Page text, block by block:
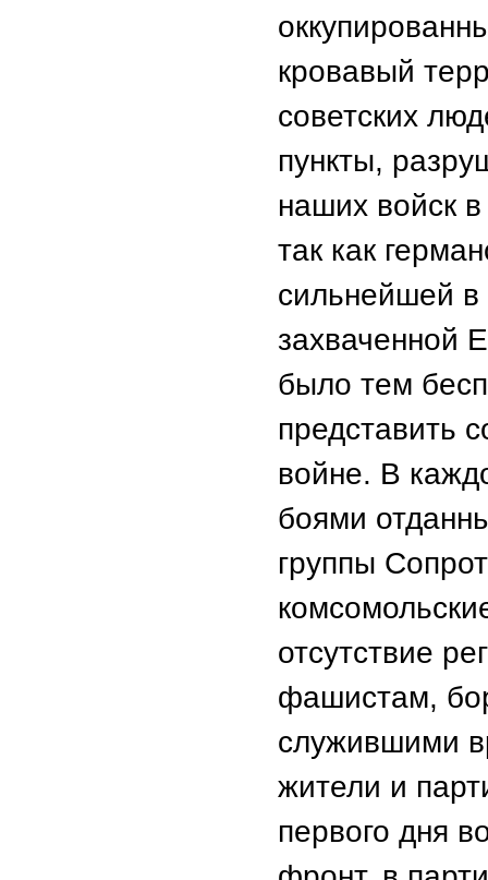
кровавый
советских
пункты,
наших войск
так как
сильнейшей в
захваченной
было тем
представить
войне. В
боями
группы
отсутствие
фашистам,
служившими
жители и
первого дня